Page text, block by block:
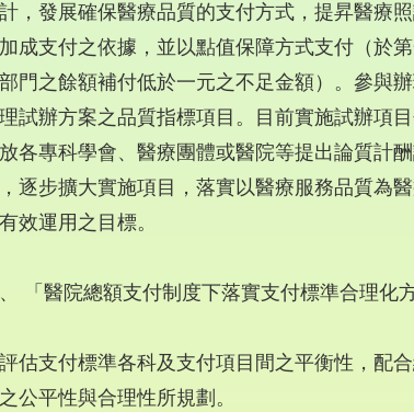
，發展確保醫療品質的支付方式，提昇醫療
成支付之依據，並以點值保障方式支付（於
門之餘額補付低於一元之不足金額）。參與
試辦方案之品質指標項目。目前實施試辦項
各專科學會、醫療團體或醫院等提出論質計
逐步擴大實施項目，落實以醫療服務品質為
效運用之目標。
「醫院總額支付制度下落實支付標準合理化
估支付標準各科及支付項目間之平衡性，配
公平性與合理性所規劃。